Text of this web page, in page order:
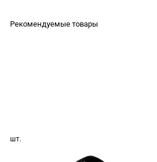
Рекомендуемые товары
шт.